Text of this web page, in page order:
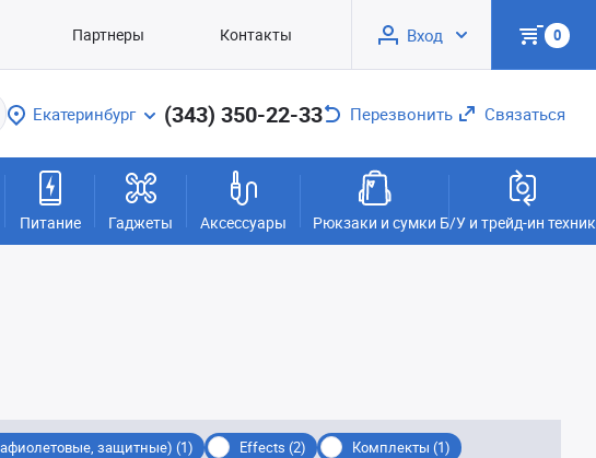
Партнеры Контакты Вход 0
Екатеринбург (343) 350-22-33 Перезвонить Связаться
Питание Гаджеты Аксессуары Рюкзаки и сумки Б/У и трейд-ин
защитные) (1) Effects (2)
Комплекты (1)